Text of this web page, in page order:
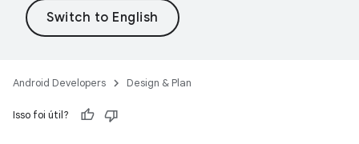
Android Developers Design & Plan
Isso foi útil?